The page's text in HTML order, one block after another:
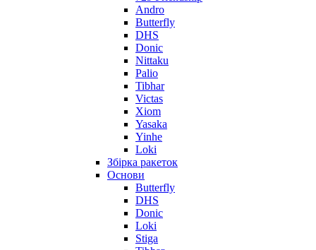
Andro
Butterfly
DHS
Donic
Nittaku
Palio
Tibhar
Victas
Xiom
Yasaka
Yinhe
Loki
Збірка ракеток
Основи
Butterfly
DHS
Donic
Loki
Stiga